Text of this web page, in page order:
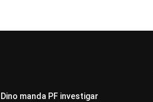
Dino manda PF investigar